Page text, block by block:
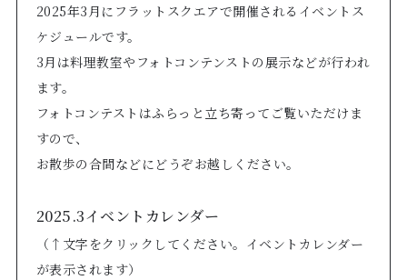
2025年3月にフラットスクエアで開催されるイベントス
ケジュールです。
3月は料理教室やフォトコンテンストの展示などが行われ
ます。
フォトコンテストはふらっと立ち寄ってご覧いただけま
すので、
お散歩の合間などにどうぞお越しください。
2025.3イベントカレンダー
（ ↑ 文字をクリックしてください。イベントカレンダー
が表示されます）